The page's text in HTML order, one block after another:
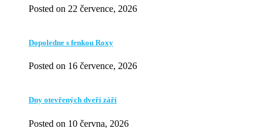
Posted on 22 července, 2026
Dopoledne s fenkou Roxy
Posted on 16 července, 2026
Dny otevřených dveří září
Posted on 10 června, 2026